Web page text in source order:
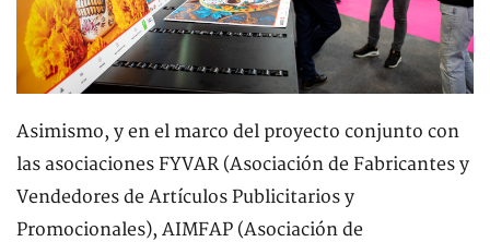
Asimismo, y en el marco del proyecto conjunto con
las asociaciones FYVAR (Asociación de Fabricantes y
Vendedores de Artículos Publicitarios y
Promocionales), AIMFAP (Asociación de